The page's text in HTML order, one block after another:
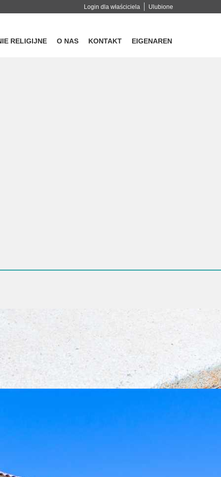
Ulubione
Login dla właściciela
RELIGIJNE O NAS KONTAKT EIGENAREN